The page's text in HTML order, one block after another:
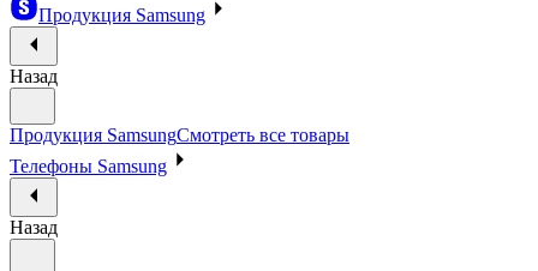
Продукция Samsung
Назад
Продукция SamsungСмотреть все товары
Телефоны Samsung
Назад